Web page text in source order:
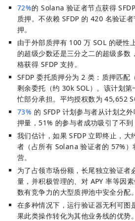
72%的 Solana 验证者节点获得
质押。不依赖 SFDP 的 420 名验证
押。
由于外部质押有 100 万 SOL 的硬性
的超级少数还是三分之二的超级多数
格获得 SFDP 支持。
SFDP 委托质押分为 2 类：质押匹配
剩余委托（约 30k SOL）。该计划
忙部分承担。平均授权数为 45,652
73% 的 SFDP 计划参与者从计划之
押量，51% 的参与者成功吸引了不到
我们估计，如果 SFDP 立即终止，
者（占所有 Solana 验证者的 57%）
营。
为了占领市场份额，长尾独立验证者
量，并积极管理的、对 APY 率等因
数有竞争力的大型质押池中安全分配。
在多种情况下，运行验证器无利可图
果此类操作转化为其他业务线的优